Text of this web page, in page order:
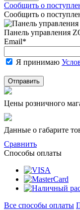
Сообщить о
Сообщить о
Панель управления
Email*
Я принимаю
Отправить
Цены розничного
Данные о габарите
Сравнить
Способы оплаты
Все способы оплаты